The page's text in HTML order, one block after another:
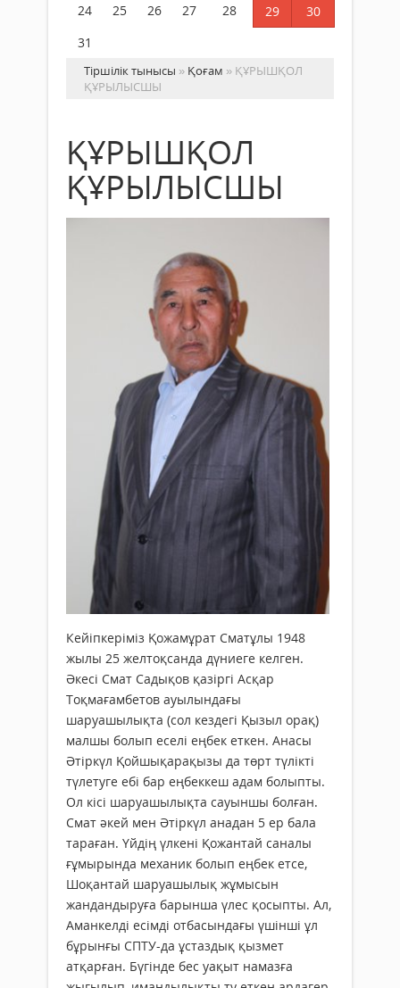
24
25 26 27 28 29
30
31
Тіршілік тынысы » Қоғам » ҚҰРЫШҚОЛ
ҚҰРЫЛЫСШЫ
ҚҰРЫШҚОЛ
ҚҰРЫЛЫСШЫ
Кейіпкеріміз Қожамұрат Сматұлы 1948
жылы 25 желтоқсанда дүниеге келген.
Әкесі Смат Садықов қазіргі Асқар
Тоқмағамбетов ауылындағы
шаруашылықта (сол кездегі Қызыл орақ)
малшы болып еселі еңбек еткен. Анасы
Әтіркүл Қойшықарақызы да төрт түлікті
түлетуге ебі бар еңбеккеш адам болыпты.
Ол кісі шаруашылықта сауыншы болған.
Смат әкей мен Әтіркүл анадан 5 ер бала
тараған. Үйдің үлкені Қожантай саналы
ғұмырында механик болып еңбек етсе,
Шоқантай шаруашылық жұмысын
жандандыруға барынша үлес қосыпты. Ал,
Аманкелді есімді отбасындағы үшінші ұл
бұрынғы СПТУ-да ұстаздық қызмет
атқарған. Бүгінде бес уақыт намазға